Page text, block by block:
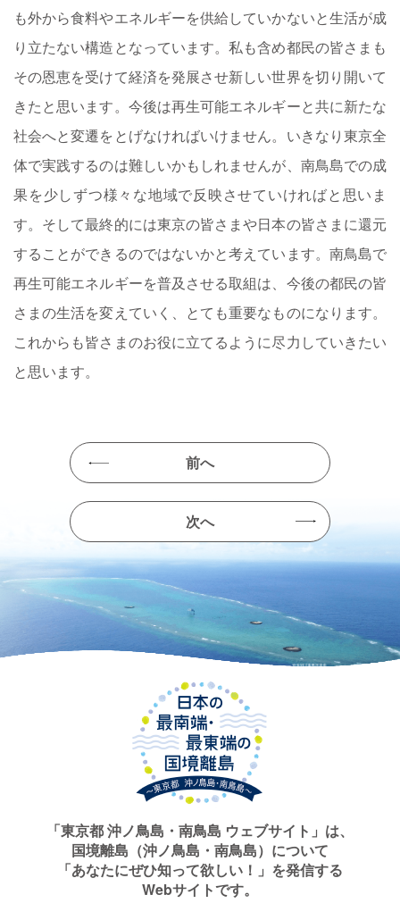
も外から食料やエネルギーを供給していかないと生活が成
り立たない構造となっています。私も含め都民の皆さまも
その恩恵を受けて経済を発展させ新しい世界を切り開いて
きたと思います。今後は再生可能エネルギーと共に新たな
社会へと変遷をとげなければいけません。いきなり東京全
体で実践するのは難しいかもしれませんが、南鳥島での成
果を少しずつ様々な地域で反映させていければと思いま
す。そして最終的には東京の皆さまや日本の皆さまに還元
することができるのではないかと考えています。南鳥島で
再生可能エネルギーを普及させる取組は、今後の都民の皆
さまの生活を変えていく、とても重要なものになります。
これからも皆さまのお役に立てるように尽力していきたい
と思います。
前へ
次へ
「東京都 沖ノ鳥島・南鳥島 ウェブサイト」は、
国境離島（沖ノ鳥島・南鳥島）について
「あなたにぜひ知って欲しい！」を発信する
Webサイトです。